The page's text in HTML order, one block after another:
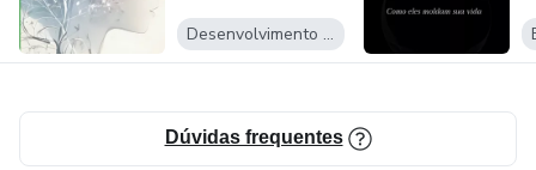
Desenvolvimento Pessoal
Dúvidas frequentes